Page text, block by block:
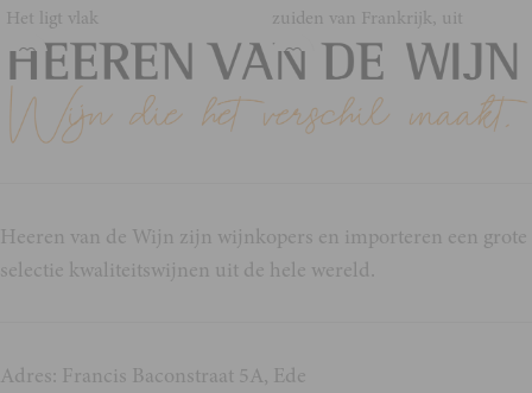
Het ligt vlak
zuiden van Frankrijk, uit
Heeren van de Wijn zijn wijnkopers en importeren een grote
selectie kwaliteitswijnen uit de hele wereld.
Adres: Francis Baconstraat 5A, Ede